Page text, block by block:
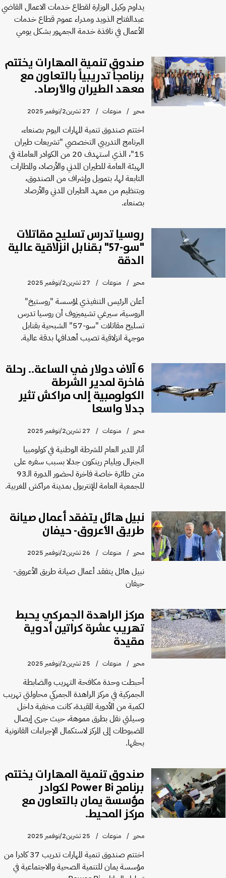
يداوم وكيل الوزارة لقطاع خدمات الاعمال القاضي
عبدالفتاح الذويد ومدراء عموم قطاع خدمات
الأعمال في نافذة خدمة الجمهور بشكل يومي
صندوق تنمية المهارات يختتم
برنامجاً تدريبياً بالتعاون مع
معهد الطيران والأرصاد.
محرر منوعات 27 تشرين2/نوفمبر 2025
اختتم صندوق تنمية المهارات اليوم بصنعاء،
البرنامج التدريبي التخصصي "تشريعات طيران
15"، الذي استهدف 20 من الكوادر العاملة في
الهيئة العامة للطيران المدني والأرصاد، والمطارات
التابعة لها، بتمويل وإشراف من الصندوق،
وبتنظيم من معهد الطيران المدني والأرصاد
بصنعاء.
روسيا تدرس تسليح مقاتلات
"سو-57" بقنابل انزلاقية عالية
الدقة
محرر منوعات 27 تشرين2/نوفمبر 2025
أعلن الرئيس التنفيذي لمؤسسة "روستيخ"
الروسية، سيرغي تشيميزوف أن روسيا تدرس
تسليح مقاتلات "سو-57" الشبحية بقنابل
موجهة انزلاقية تصيب أهدافها بدقة عالية.
6 آلاف دولار في الساعة.. رحلة
فاخرة لمدير الشرطة
الكولومبية إلى مراكش تثير
جدلا واسعا
محرر منوعات 27 تشرين2/نوفمبر 2025
أثار المدير العام للشرطة الوطنية في كولومبيا
الجنرال ويليام رينكون جدلا بسبب سفره على
متن طائرة خاصة فاخرة لحضور الدورة الـ93
للجمعية العامة للإنتربول بمدينة مراكش المغربية.
نبيل هائل يتفقد أعمال صيانة
طريق الأعروق- حيفان
محرر منوعات 26 تشرين2/نوفمبر 2025
نبيل هائل يتفقد أعمال صيانة طريق الأعروق-
حيفان
مركز الراهدة الجمركي يحبط
تهريب عشرة كراتين أدوية
مقيدة
محرر منوعات 25 تشرين2/نوفمبر 2025
أحبطت وحدة مكافحة التهريب والضابطة
الجمركية في مركز الراهدة الجمركي محاولتي تهريب
لكمية من الأدوية المقيدة، كانت مخفية داخل
وسيلتي نقل بطرق مموهة، حيث جرى إيصال
المضبوطات إلى المركز لاستكمال الإجراءات القانونية
بحقها.
صندوق تنمية المهارات يختتم
برنامج Power Bi لكوادر
مؤسسة يمان بالتعاون مع
مركز المحيط.
محرر منوعات 25 تشرين2/نوفمبر 2025
اختتم صندوق تنمية المهارات تدريب 37 كادرا من
مؤسسة يمان للتنمية الصحية والاجتماعية في